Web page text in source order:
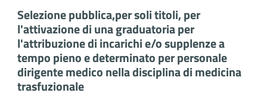
Selezione pubblica,per soli titoli, per
l'attivazione di una graduatoria per
l'attribuzione di incarichi e/o supplenze a
tempo pieno e determinato per personale
dirigente medico nella disciplina di medicina
trasfuzionale